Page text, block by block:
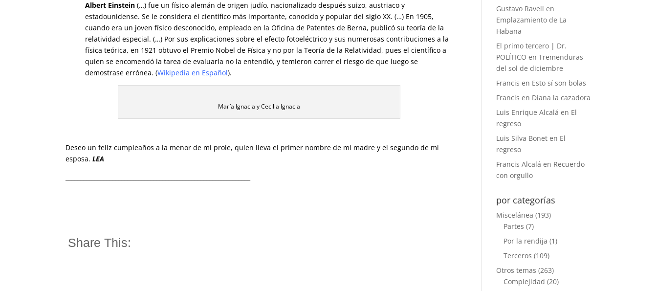
Albert Einstein(…) fue un físico alemán de origen judío, nacionalizado después suizo, austriaco y
estadounidense. Se le considera el científico más importante, conocido y popular del siglo XX. (…) En 1905,
cuando era un joven físico desconocido, empleado en la Oficina de Patentes de Berna, publicó su teoría de la
relatividad especial.(…)​ Por sus explicaciones sobre el efecto fotoeléctrico y sus numerosas contribuciones a la
física teórica, en 1921 obtuvo el Premio Nobel de Física y no por la Teoría de la Relatividad, pues el científico a
quien se encomendó la tarea de evaluarla no la entendió, y temieron correr el riesgo de que luego se
demostrase errónea. (Wikipedia en Español).
María Ignacia y Cecilia Ignacia
Deseo un feliz cumpleaños a la menor de mi prole, quien lleva el primer nombre de mi madre y el segundo de mi
esposa.LEA
Share This:
Gustavo Ravell en
Emplazamiento de La
Habana
El primo tercero | Dr.
POLÍTICO enTremenduras
del sol de diciembre
Francis en Esto sí son bolas
Francis en Diana la cazadora
Luis Enrique Alcalá en El
regreso
Luis Silva Bonet en El
regreso
Francis Alcalá en Recuerdo
con orgullo
por categorías
Miscelánea (193)
Partes (7)
Por la rendija (1)
Terceros (109)
Otros temas (263)
Complejidad (20)